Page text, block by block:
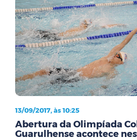
13/09/2017, às 10:25
Abertura da Olimpíada
Guarulhense acontece